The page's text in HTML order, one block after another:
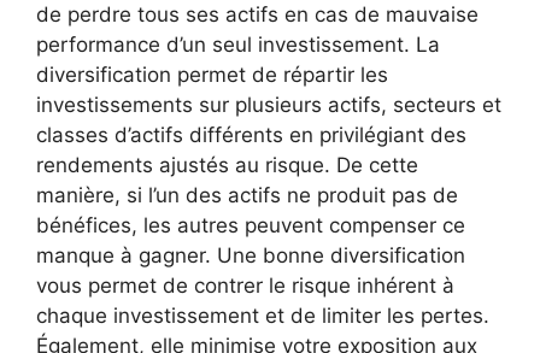
de perdre tous ses actifs en cas de mauvaise
performance d’un seul investissement. La
diversification permet de répartir les
investissements sur plusieurs actifs, secteurs et
classes d’actifs différents en privilégiant des
rendements ajustés au risque. De cette
manière, si l’un des actifs ne produit pas de
bénéfices, les autres peuvent compenser ce
manque à gagner. Une bonne diversification
vous permet de contrer le risque inhérent à
chaque investissement et de limiter les pertes.
Également, elle minimise votre exposition aux